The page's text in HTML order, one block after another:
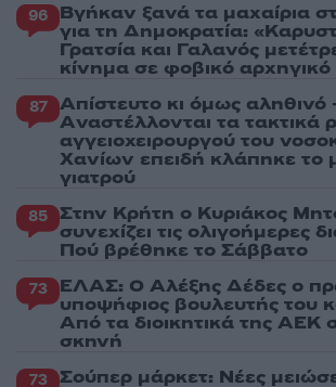
96 Βγήκαν ξανά τα μαχαίρια
για τη Δημοκρατία:
Γρατσία και Γαλανός
κίνημα σε φοβικό
87 Απίστευτο κι όμως αληθινό
Aναστέλλονται τα τακτικά
αγγειοχειρουργού του
Χανίων επειδή κλάπηκε το
γιατρού
85 Στην Κρήτη ο Κυριάκος
συνεχίζει τις ολιγοήμερες
Πού βρέθηκε το Σάββατο
73 ΕΛΑΣ: Ο Αλέξης Δέδες ο
υποψήφιος βουλευτής του
Από τα διοικητικά της ΑΕΚ
σκηνή
73 Σούπερ μάρκετ: Νέες